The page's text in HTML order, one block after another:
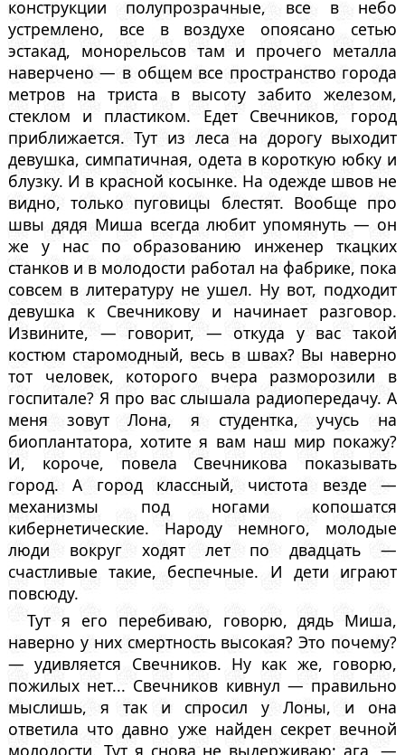
конструкции полупрозрачные, все в небо
устремлено, все в воздухе опоясано сетью
эстакад, монорельсов там и прочего металла
наверчено — в общем все пространство города
метров на триста в высоту забито железом,
стеклом и пластиком. Едет Свечников, город
приближается. Тут из леса на дорогу выходит
девушка, симпатичная, одета в короткую юбку и
блузку. И в красной косынке. На одежде швов не
видно, только пуговицы блестят. Вообще про
швы дядя Миша всегда любит упомянуть — он
же у нас по образованию инженер ткацких
станков и в молодости работал на фабрике, пока
совсем в литературу не ушел. Ну вот, подходит
девушка к Свечникову и начинает разговор.
Извините, — говорит, — откуда у вас такой
костюм старомодный, весь в швах? Вы наверно
тот человек, которого вчера разморозили в
госпитале? Я про вас слышала радиопередачу. А
меня зовут Лона, я студентка, учусь на
биоплантатора, хотите я вам наш мир покажу?
И, короче, повела Свечникова показывать
город. А город классный, чистота везде —
механизмы под ногами копошатся
кибернетические. Народу немного, молодые
люди вокруг ходят лет по двадцать —
счастливые такие, беспечные. И дети играют
повсюду.
Тут я его перебиваю, говорю, дядь Миша,
наверно у них смертность высокая? Это почему?
— удивляется Свечников. Ну как же, говорю,
пожилых нет... Свечников кивнул — правильно
мыслишь, я так и спросил у Лоны, и она
ответила что давно уже найден секрет вечной
молодости. Тут я снова не выдерживаю: ага, —